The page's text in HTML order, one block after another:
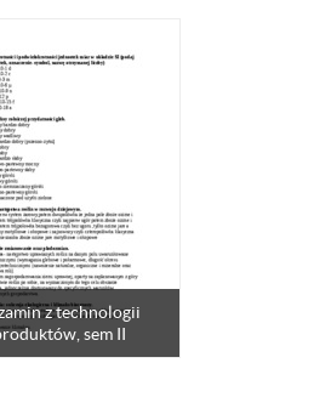
z technologii
sem II